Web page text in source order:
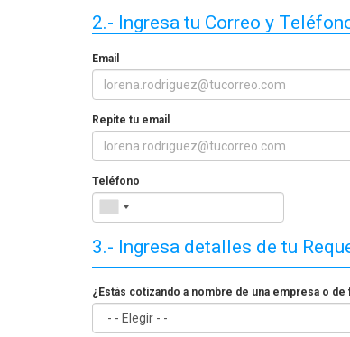
2.- Ingresa tu Correo y
Email
Repite tu email
Teléfono
3.- Ingresa detalles de tu
¿Estás cotizando a nombre de una empresa o de